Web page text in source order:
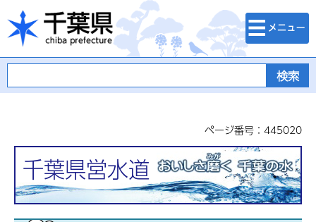
千葉県
検索・メニュ
ー
ページ番号：445020
千葉県営水道